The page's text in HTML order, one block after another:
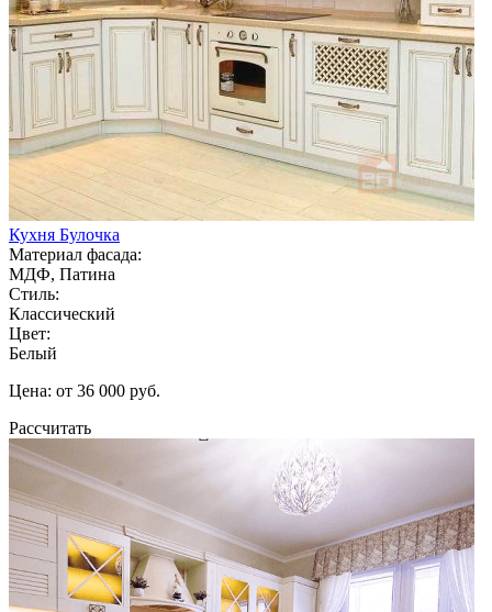
Кухня Булочка
Материал фасада:
МДФ, Патина
Стиль:
Классический
Цвет:
Белый
Цена: от 36 000 руб.
Рассчитать